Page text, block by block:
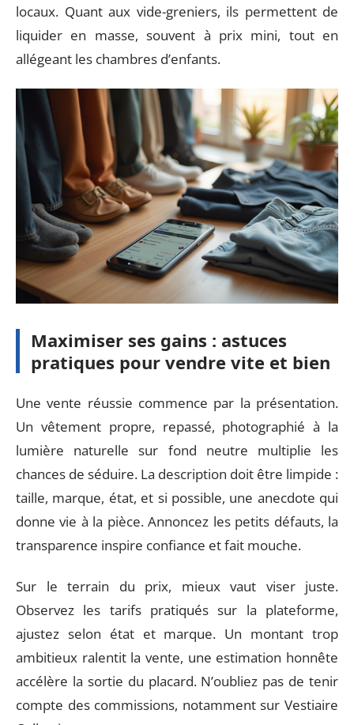
locaux. Quant aux vide-greniers, ils permettent de
liquider en masse, souvent à prix mini, tout en
allégeant les chambres d’enfants.
Maximiser ses gains : astuces
pratiques pour vendre vite et bien
Une vente réussie commence par la présentation.
Un vêtement propre, repassé, photographié à la
lumière naturelle sur fond neutre multiplie les
chances de séduire. La description doit être limpide :
taille, marque, état, et si possible, une anecdote qui
donne vie à la pièce. Annoncez les petits défauts, la
transparence inspire confiance et fait mouche.
Sur le terrain du prix, mieux vaut viser juste.
Observez les tarifs pratiqués sur la plateforme,
ajustez selon état et marque. Un montant trop
ambitieux ralentit la vente, une estimation honnête
accélère la sortie du placard. N’oubliez pas de tenir
compte des commissions, notamment sur Vestiaire